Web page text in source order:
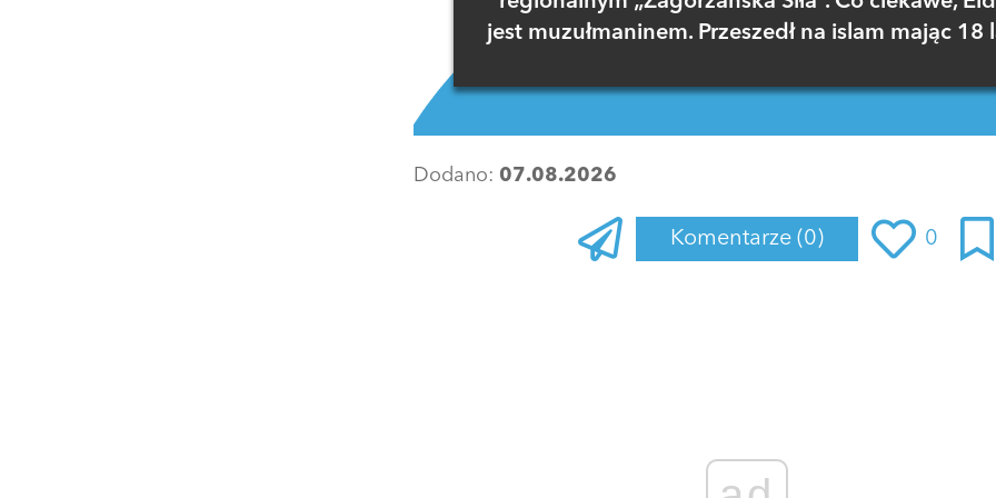
jest muzułmaninem. Przeszedł na islam mając 18
Dodano: 07.08.2026
Komentarze (0) 0